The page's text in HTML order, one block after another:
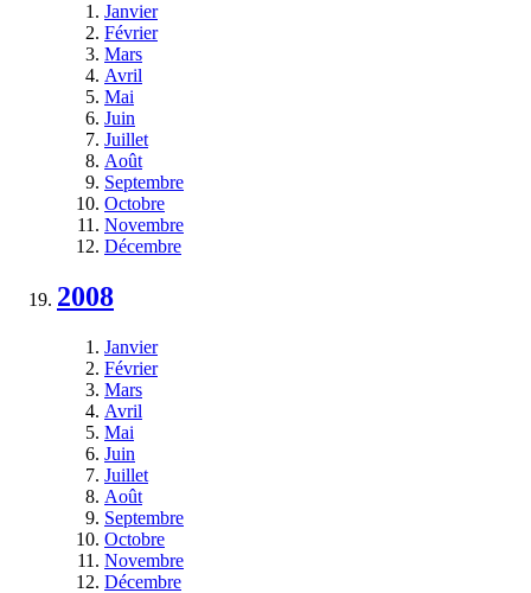
Janvier
Février
Mars
Avril
Mai
Juin
Juillet
Août
Septembre
Octobre
Novembre
Décembre
2008
Janvier
Février
Mars
Avril
Mai
Juin
Juillet
Août
Septembre
Octobre
Novembre
Décembre